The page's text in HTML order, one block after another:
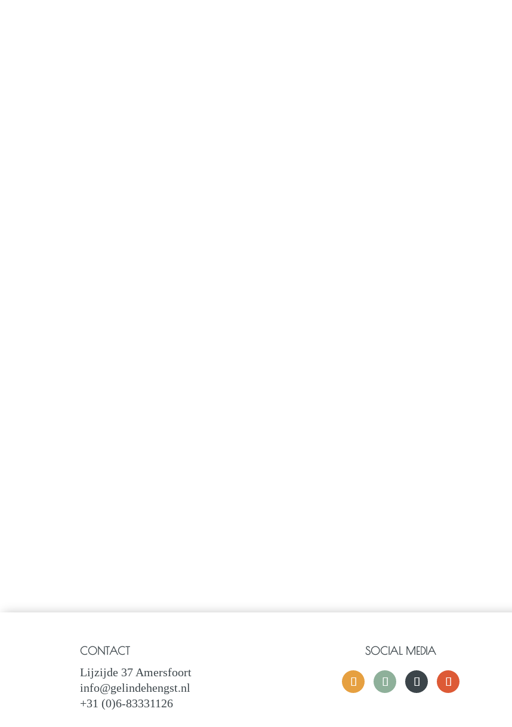
CONTACT
Lijzijde 37 Amersfoort
info@gelindehengst.nl
+31 (0)6-83331126
SOCIAL MEDIA